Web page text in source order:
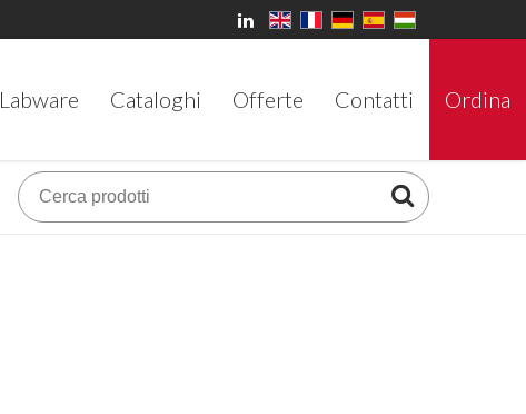
Labware Cataloghi Offerte Contatti Ordina